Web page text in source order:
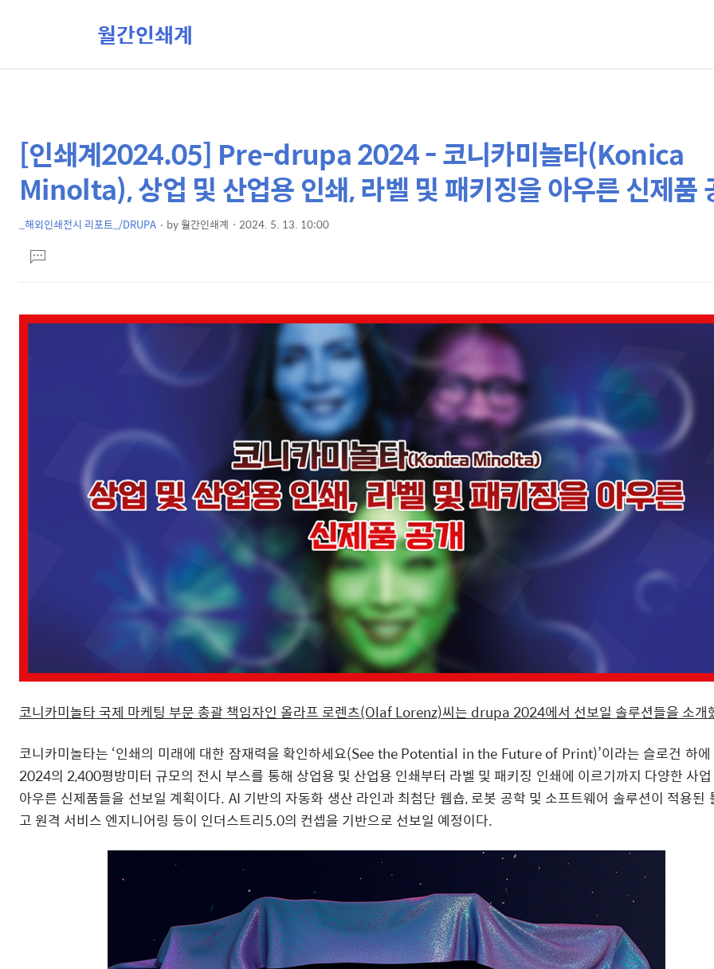
월간인쇄계
상
세
컨
텐
본
문
제
[인쇄계2024.05] Pre-drupa 2024 - 코니카미놀타(Konica
Minolta), 상업 및 산업용 인쇄, 라벨 및 패키징을 아우른 신제품
_해외인쇄전시 리포트_/DRUPA by월간인쇄계 2024. 5. 13. 10:00
문댓
글
코니카미놀타 국제 마케팅 부문 총괄 책임자인 올라프 로렌츠(Olaf Lorenz)씨는 drupa 2024에서 선보일 솔루션들을 소개
코니카미놀타는 ‘인쇄의 미래에 대한 잠재력을 확인하세요(See the Potential in the Future of Print)’이라는 슬로건 하
2024의 2,400평방미터 규모의 전시 부스를 통해 상업용 및 산업용 인쇄부터 라벨 및 패키징 인쇄에 이르기까지 다양한 사
아우른 신제품들을 선보일 계획이다. AI 기반의 자동화 생산 라인과 최첨단 웹숍, 로봇 공학 및 소프트웨어 솔루션이 적용된
고 원격 서비스 엔지니어링 등이 인더스트리5.0의 컨셉을 기반으로 선보일 예정이다.